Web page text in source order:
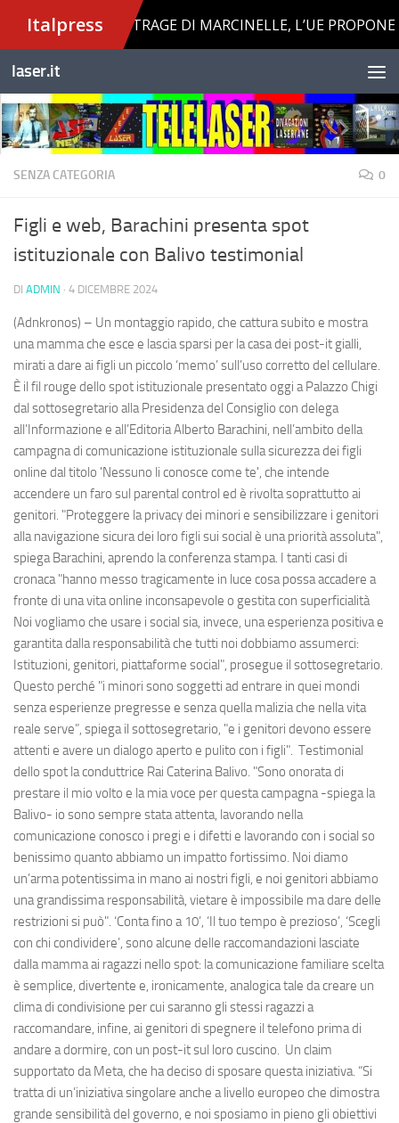
Salta al contenuto
laser.it
SENZA CATEGORIA 0
Figli e web, Barachini presenta spot
istituzionale con Balivo testimonial
DI ADMIN · 4 DICEMBRE 2024
(Adnkronos) – Un montaggio rapido, che cattura subito e mostra
una mamma che esce e lascia sparsi per la casa dei post-it gialli,
mirati a dare ai figli un piccolo ‘memo’ sull’uso corretto del cellulare.
È il fil rouge dello spot istituzionale presentato oggi a Palazzo Chigi
dal sottosegretario alla Presidenza del Consiglio con delega
all’Informazione e all’Editoria Alberto Barachini, nell’ambito della
campagna di comunicazione istituzionale sulla sicurezza dei figli
online dal titolo 'Nessuno li conosce come te', che intende
accendere un faro sul parental control ed è rivolta soprattutto ai
genitori. "Proteggere la privacy dei minori e sensibilizzare i genitori
alla navigazione sicura dei loro figli sui social è una priorità assoluta",
spiega Barachini, aprendo la conferenza stampa. I tanti casi di
cronaca "hanno messo tragicamente in luce cosa possa accadere a
fronte di una vita online inconsapevole o gestita con superficialità
Noi vogliamo che usare i social sia, invece, una esperienza positiva e
garantita dalla responsabilità che tutti noi dobbiamo assumerci:
Istituzioni, genitori, piattaforme social", prosegue il sottosegretario.
Questo perché "i minori sono soggetti ad entrare in quei mondi
senza esperienze pregresse e senza quella malizia che nella vita
reale serve”, spiega il sottosegretario, "e i genitori devono essere
attenti e avere un dialogo aperto e pulito con i figli". Testimonial
dello spot la conduttrice Rai Caterina Balivo. "Sono onorata di
prestare il mio volto e la mia voce per questa campagna -spiega la
Balivo- io sono sempre stata attenta, lavorando nella
comunicazione conosco i pregi e i difetti e lavorando con i social so
benissimo quanto abbiamo un impatto fortissimo. Noi diamo
un’arma potentissima in mano ai nostri figli, e noi genitori abbiamo
una grandissima responsabilità, vietare è impossibile ma dare delle
restrizioni si può". ‘Conta fino a 10’, ‘Il tuo tempo è prezioso’, ‘Scegli
con chi condividere’, sono alcune delle raccomandazioni lasciate
dalla mamma ai ragazzi nello spot: la comunicazione familiare scelta
è semplice, divertente e, ironicamente, analogica tale da creare un
clima di condivisione per cui saranno gli stessi ragazzi a
raccomandare, infine, ai genitori di spegnere il telefono prima di
andare a dormire, con un post-it sul loro cuscino. Un claim
supportato da Meta, che ha deciso di sposare questa iniziativa. “Si
tratta di un’iniziativa singolare anche a livello europeo che dimostra
grande sensibilità del governo, e noi sposiamo in pieno gli obiettivi